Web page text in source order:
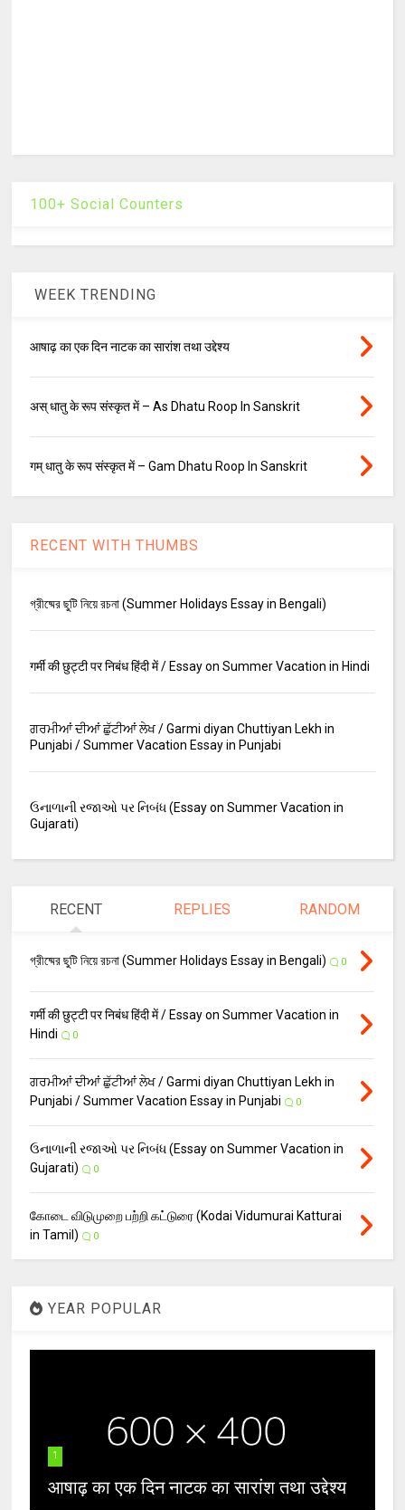
100+ Social Counters
WEEK TRENDING
आषाढ़ का एक दिन नाटक का सारांश तथा उद्देश्य
अस् धातु के रूप संस्कृत में – As Dhatu Roop In Sanskrit
गम् धातु के रूप संस्कृत में – Gam Dhatu Roop In Sanskrit
RECENT WITH THUMBS
গ্রীষ্মের ছুটি নিয়ে রচনা (Summer Holidays Essay in Bengali)
गर्मी की छुट्टी पर निबंध हिंदी में / Essay on Summer Vacation in Hindi
ਗਰਮੀਆਂ ਦੀਆਂ ਛੁੱਟੀਆਂ ਲੇਖ / Garmi diyan Chuttiyan Lekh in
Punjabi / Summer Vacation Essay in Punjabi
ઉનાળાની રજાઓ પર નિબંધ (Essay on Summer Vacation in
Gujarati)
RECENT REPLIES RANDOM
গ্রীষ্মের ছুটি নিয়ে রচনা (Summer Holidays Essay in Bengali) 0
गर्मी की छुट्टी पर निबंध हिंदी में / Essay on Summer Vacation in
Hindi
0
ਗਰਮੀਆਂ ਦੀਆਂ ਛੁੱਟੀਆਂ ਲੇਖ / Garmi diyan Chuttiyan Lekh in
Punjabi / Summer Vacation Essay in Punjabi
0
ઉનાળાની રજાઓ પર નિબંધ (Essay on Summer Vacation in
Gujarati)
0
கோடை விடுமுறை பற்றி கட்டுரை (Kodai Vidumurai Katturai
in Tamil)
0
YEAR POPULAR
1
आषाढ़ का एक दिन नाटक का सारांश तथा उद्देश्य